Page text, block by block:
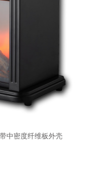
中密度纤维板外壳